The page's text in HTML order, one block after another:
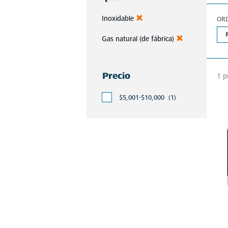
Inoxidable
Gas natural (de fábrica)
Precio
$5,001-$10,000 (1)
1